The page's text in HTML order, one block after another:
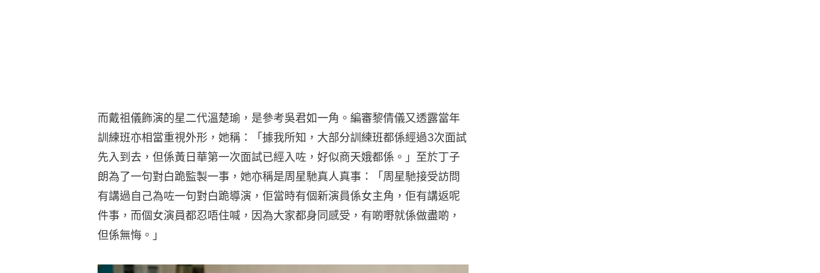
而戴祖儀飾演的星二代溫楚瑜，是參考吳君如一角。編審黎倩儀又透露當年
訓練班亦相當重視外形，她稱：「據我所知，大部分訓練班都係經過3次面試
先入到去，但係黃日華第一次面試已經入咗，好似商天娥都係。」至於丁子
朗為了一句對白跪監製一事，她亦稱是周星馳真人真事：「周星馳接受訪問
有講過自己為咗一句對白跪導演，佢當時有個新演員係女主角，佢有講返呢
件事，而個女演員都忍唔住喊，因為大家都身同感受，有啲嘢就係做盡啲，
但係無悔。」